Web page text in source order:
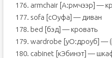
176. armchair [А:рмчээр] —
177. sofa [сОуфа] — диван
178. bed [бэд] — кровать
179. wardrobe [уО:дроуб] —
180. cabinet [кЭбинэт] —